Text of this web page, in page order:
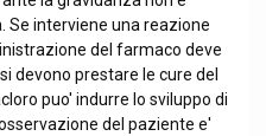
interviene una reazione
del farmaco deve
devono prestare le cure del
puo' indurre lo sviluppo di
del paziente e'